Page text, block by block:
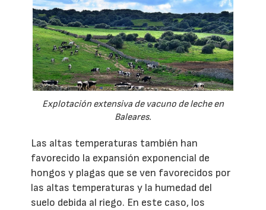
Explotación extensiva de vacuno de leche en
Baleares.
Las altas temperaturas también han
favorecido la expansión exponencial de
hongos y plagas que se ven favorecidos por
las altas temperaturas y la humedad del
suelo debida al riego. En este caso, los